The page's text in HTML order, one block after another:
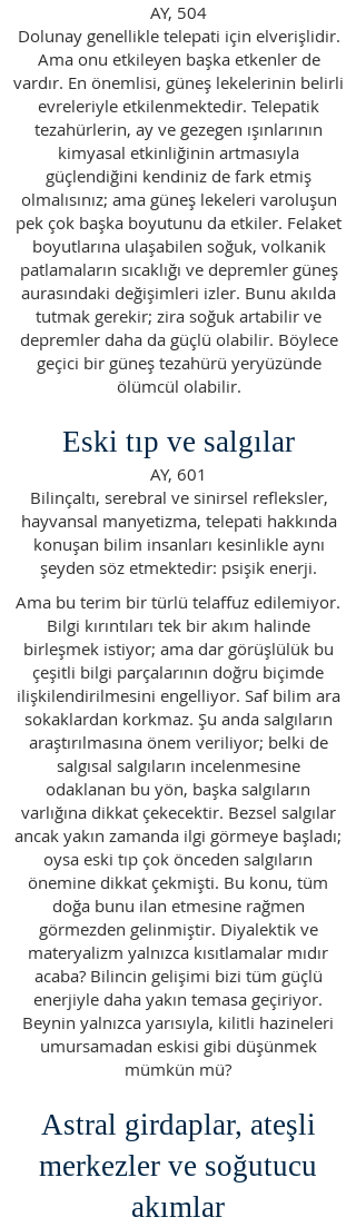
AY, 504
Dolunay genellikle telepati için elverişlidir.
Ama onu etkileyen başka etkenler de
vardır. En önemlisi, güneş lekelerinin belirli
evreleriyle etkilenmektedir. Telepatik
tezahürlerin, ay ve gezegen ışınlarının
kimyasal etkinliğinin artmasıyla
güçlendiğini kendiniz de fark etmiş
olmalısınız; ama güneş lekeleri varoluşun
pek çok başka boyutunu da etkiler. Felaket
boyutlarına ulaşabilen soğuk, volkanik
patlamaların sıcaklığı ve depremler güneş
aurasındaki değişimleri izler. Bunu akılda
tutmak gerekir; zira soğuk artabilir ve
depremler daha da güçlü olabilir. Böylece
geçici bir güneş tezahürü yeryüzünde
ölümcül olabilir.
Eski tıp ve salgılar
AY, 601
Bilinçaltı, serebral ve sinirsel refleksler,
hayvansal manyetizma, telepati hakkında
konuşan bilim insanları kesinlikle aynı
şeyden söz etmektedir: psişik enerji.
Ama bu terim bir türlü telaffuz edilemiyor.
Bilgi kırıntıları tek bir akım halinde
birleşmek istiyor; ama dar görüşlülük bu
çeşitli bilgi parçalarının doğru biçimde
ilişkilendirilmesini engelliyor. Saf bilim ara
sokaklardan korkmaz. Şu anda salgıların
araştırılmasına önem veriliyor; belki de
salgısal salgıların incelenmesine
odaklanan bu yön, başka salgıların
varlığına dikkat çekecektir. Bezsel salgılar
ancak yakın zamanda ilgi görmeye başladı;
oysa eski tıp çok önceden salgıların
önemine dikkat çekmişti. Bu konu, tüm
doğa bunu ilan etmesine rağmen
görmezden gelinmiştir. Diyalektik ve
materyalizm yalnızca kısıtlamalar mıdır
acaba? Bilincin gelişimi bizi tüm güçlü
enerjiyle daha yakın temasa geçiriyor.
Beynin yalnızca yarısıyla, kilitli hazineleri
umursamadan eskisi gibi düşünmek
mümkün mü?
Astral girdaplar, ateşli
merkezler ve soğutucu
akımlar